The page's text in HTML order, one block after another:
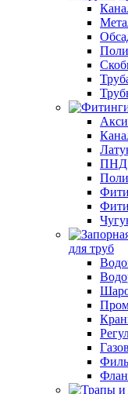
ПНД
для труб